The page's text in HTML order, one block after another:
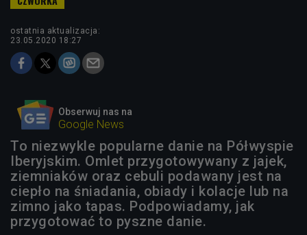
ostatnia aktualizacja:
23.05.2020 18:27
Obserwuj nas na
Google News
To niezwykle popularne danie na Półwyspie
Iberyjskim. Omlet przygotowywany z jajek,
ziemniaków oraz cebuli podawany jest na
ciepło na śniadania, obiady i kolacje lub na
zimno jako tapas. Podpowiadamy, jak
przygotować to pyszne danie.